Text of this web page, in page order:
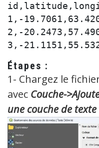
1,-
2,-
Étapes :
1- Chargez le
avec Couche-
une couche de